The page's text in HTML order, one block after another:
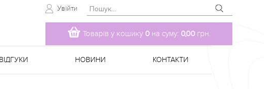
Увійти
Товарів у кошику 0 на суму: 0,00грн.
НОВИНИ КОНТАКТИ